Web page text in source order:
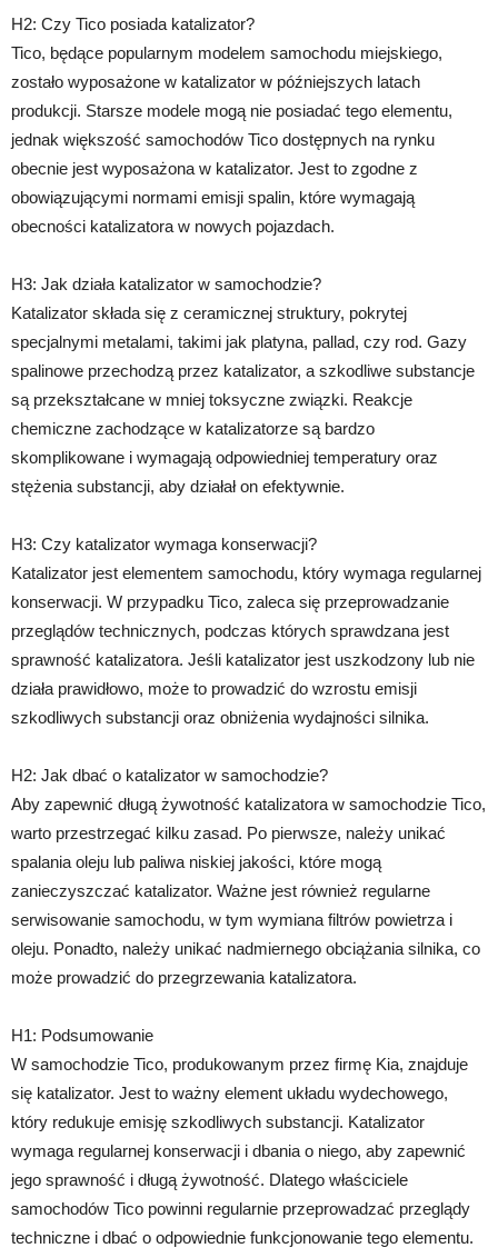
H2: Czy Tico posiada katalizator?
Tico, będące popularnym modelem samochodu miejskiego,
zostało wyposażone w katalizator w późniejszych latach
produkcji. Starsze modele mogą nie posiadać tego elementu,
jednak większość samochodów Tico dostępnych na rynku
obecnie jest wyposażona w katalizator. Jest to zgodne z
obowiązującymi normami emisji spalin, które wymagają
obecności katalizatora w nowych pojazdach.
H3: Jak działa katalizator w samochodzie?
Katalizator składa się z ceramicznej struktury, pokrytej
specjalnymi metalami, takimi jak platyna, pallad, czy rod. Gazy
spalinowe przechodzą przez katalizator, a szkodliwe substancje
są przekształcane w mniej toksyczne związki. Reakcje
chemiczne zachodzące w katalizatorze są bardzo
skomplikowane i wymagają odpowiedniej temperatury oraz
stężenia substancji, aby działał on efektywnie.
H3: Czy katalizator wymaga konserwacji?
Katalizator jest elementem samochodu, który wymaga regularnej
konserwacji. W przypadku Tico, zaleca się przeprowadzanie
przeglądów technicznych, podczas których sprawdzana jest
sprawność katalizatora. Jeśli katalizator jest uszkodzony lub nie
działa prawidłowo, może to prowadzić do wzrostu emisji
szkodliwych substancji oraz obniżenia wydajności silnika.
H2: Jak dbać o katalizator w samochodzie?
Aby zapewnić długą żywotność katalizatora w samochodzie Tico,
warto przestrzegać kilku zasad. Po pierwsze, należy unikać
spalania oleju lub paliwa niskiej jakości, które mogą
zanieczyszczać katalizator. Ważne jest również regularne
serwisowanie samochodu, w tym wymiana filtrów powietrza i
oleju. Ponadto, należy unikać nadmiernego obciążania silnika, co
może prowadzić do przegrzewania katalizatora.
H1: Podsumowanie
W samochodzie Tico, produkowanym przez firmę Kia, znajduje
się katalizator. Jest to ważny element układu wydechowego,
który redukuje emisję szkodliwych substancji. Katalizator
wymaga regularnej konserwacji i dbania o niego, aby zapewnić
jego sprawność i długą żywotność. Dlatego właściciele
samochodów Tico powinni regularnie przeprowadzać przeglądy
techniczne i dbać o odpowiednie funkcjonowanie tego elementu.